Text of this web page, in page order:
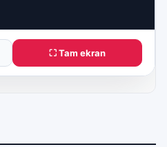
⛶ Tam ekran